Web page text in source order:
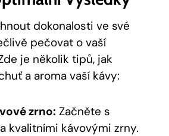
dokonalosti ve své
pečovat o vaší
je několik tipů, jak
a aroma vaší kávy:
zrno: Začněte s
kvalitními kávovými zrny.